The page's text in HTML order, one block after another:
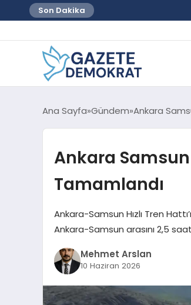
Son Dakika
Ana Sayfa Gündem Ankara
Ankara Samsun
Tamamlandı
Ankara-Samsun Hızlı Tren
Ankara-Samsun arasını 2,5
Mehmet Arslan
10 Haziran 2026